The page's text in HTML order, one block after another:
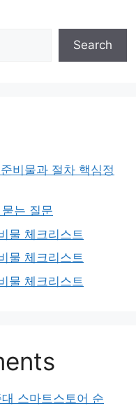
Search
비물과 절차 핵심정
는 질문
물 체크리스트
물 체크리스트
물 체크리스트
스마트스토어 순